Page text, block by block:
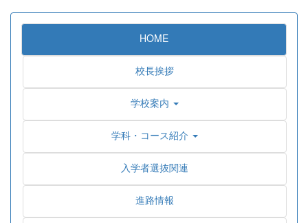
HOME
校長挨拶
学校案内
学科・コース紹介
入学者選抜関連
進路情報